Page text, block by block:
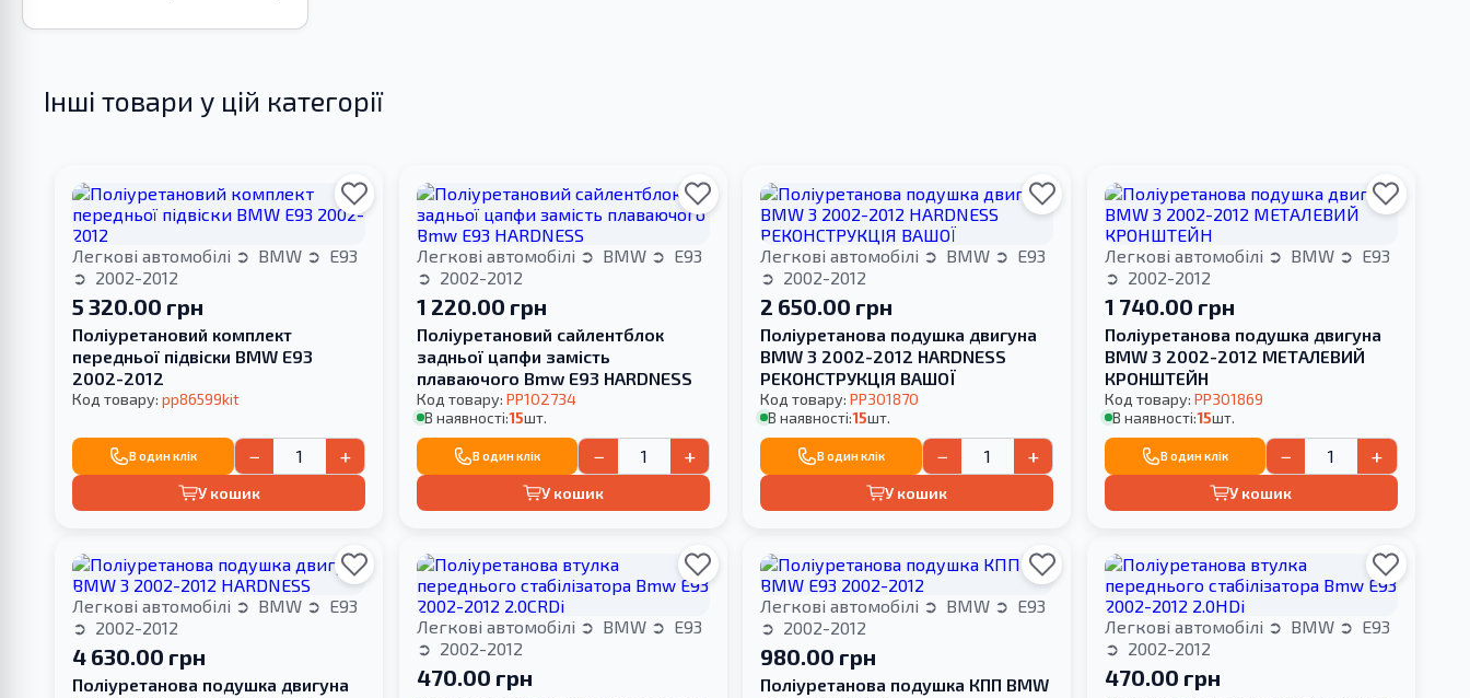
Інші товари у цій категорії
Легкові автомобілі BMW
E93
2002-2012
5 320.00 грн
Поліуретановий комплект
передньої підвіски BMW E93
2002-2012
Код товару:pp86599kit
В один клік − +
У кошик
Легкові автомобілі BMW
E93
2002-2012
1 220.00 грн
Поліуретановий сайлентблок
задньої цапфи замість
плаваючого Bmw E93 HARDNESS
Код товару: PP102734
В наявності:15шт.
В один клік − +
У кошик
Легкові автомобілі BMW
E93
2002-2012
2 650.00 грн
Поліуретанова подушка двигуна
BMW 3 2002-2012 HARDNESS
РЕКОНСТРУКЦІЯ ВАШОЇ
Код товару:PP301870
В наявності:15шт.
В один клік − +
У кошик
Легкові автомобілі BMW
E93
2002-2012
1 740.00 грн
Поліуретанова подушка двигуна
BMW 3 2002-2012 МЕТАЛЕВИЙ
КРОНШТЕЙН
Код товару: PP301869
В наявності:15шт.
В один клік − +
У кошик
Легкові автомобілі BMW
E93
2002-2012
4 630.00 грн
Поліуретанова подушка двигуна
Легкові автомобілі BMW
E93
2002-2012
470.00 грн
Легкові автомобілі BMW
E93
2002-2012
980.00 грн
Поліуретанова подушка КПП BMW
Легкові автомобілі BMW
E93
2002-2012
470.00 грн